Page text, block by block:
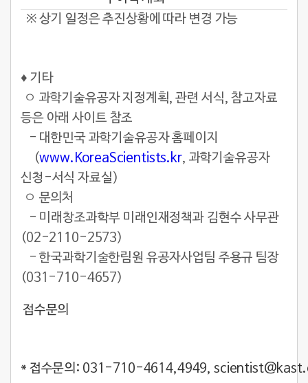
※ 상기 일정은 추진상황에 따라 변경 가능
♦ 기타
ㅇ 과학기술유공자 지정계획, 관련 서식, 참고자료
등은 아래 사이트 참조
- 대한민국 과학기술유공자 홈페이지
(www.KoreaScientists.kr, 과학기술유공자
신청-서식 자료실)
ㅇ 문의처
- 미래창조과학부 미래인재정책과 김현수 사무관
(02-2110-2573)
- 한국과학기술한림원 유공자사업팀 주용규 팀장
(031-710-4657)
접수문의
* 접수문의: 031-710-4614,4949,